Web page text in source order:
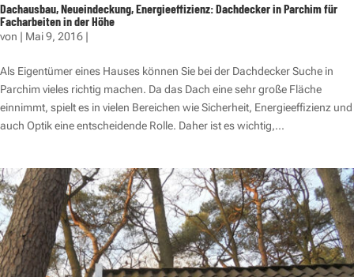
Dachausbau, Neueindeckung, Energieeffizienz: Dachdecker in Parchim für
Facharbeiten in der Höhe
von | Mai 9, 2016 |
Als Eigentümer eines Hauses können Sie bei der Dachdecker Suche in
Parchim vieles richtig machen. Da das Dach eine sehr große Fläche
einnimmt, spielt es in vielen Bereichen wie Sicherheit, Energieeffizienz und
auch Optik eine entscheidende Rolle. Daher ist es wichtig,...